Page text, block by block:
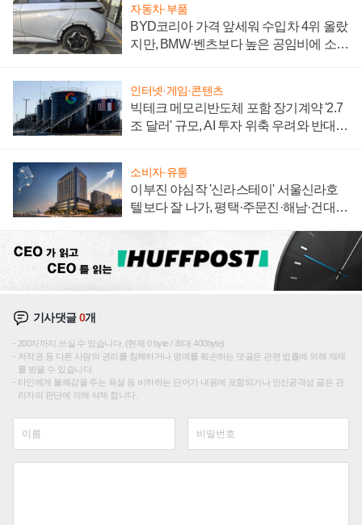
자동차·부품
BYD코리아 가격 앞세워 수입차 4위 올랐
지만, BMW·벤츠보다 높은 공임비에 소비
인터넷·게임·콘텐츠
빅테크 메모리반도체 포함 장기계약 '2.7
조 달러' 규모, AI 투자 위축 우려와 반대
소비자·유통
이부진 야심작 '신라스테이' 서울신라호
텔보다 잘 나가, 평택·주문진·해남·건대로
기사댓글0개
200자까지 쓰실 수 있습니다. (현재 0 byte / 최대 400byte)
저작권 등 다른 사람의 권리를 침해하거나 명예를 훼손하는 댓글은 관련 법률에 의해 제재
를 받을 수 있습니다.
타인에게 불쾌감을 주는 욕설 등 비하하는 단어가 내용에 포함되거나 인신공격성 글은 관
리자의 판단에 의해 삭제 합니다.